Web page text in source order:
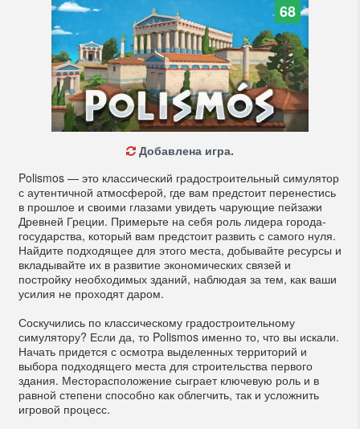
68
Добавлена игра.
Polismos — это классический градостроительный симулятор
с аутентичной атмосферой, где вам предстоит перенестись
в прошлое и своими глазами увидеть чарующие пейзажи
Древней Греции. Примерьте на себя роль лидера города-
государства, который вам предстоит развить с самого нуля.
Найдите подходящее для этого места, добывайте ресурсы и
вкладывайте их в развитие экономических связей и
постройку необходимых зданий, наблюдая за тем, как ваши
усилия не проходят даром.
Соскучились по классическому градостроительному
симулятору? Если да, то Polismos именно то, что вы искали.
Начать придется с осмотра выделенных территорий и
выбора подходящего места для строительства первого
здания. Месторасположение сыграет ключевую роль и в
равной степени способно как облегчить, так и усложнить
игровой процесс.